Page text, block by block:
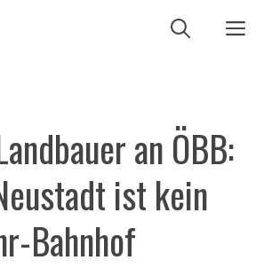
an ÖBB:
ist kein
Bahnhof